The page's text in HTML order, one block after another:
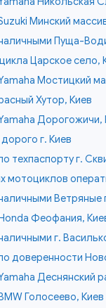
Минский
Пуща-
Царское село,
Мостицкий
Хутор, Киев
Дорогожичи,
г. Киев
техпаспорту г.
мотоциклов
Ветряные
Феофания,
г.
доверенности
Деснянский
Голосеево, Киев